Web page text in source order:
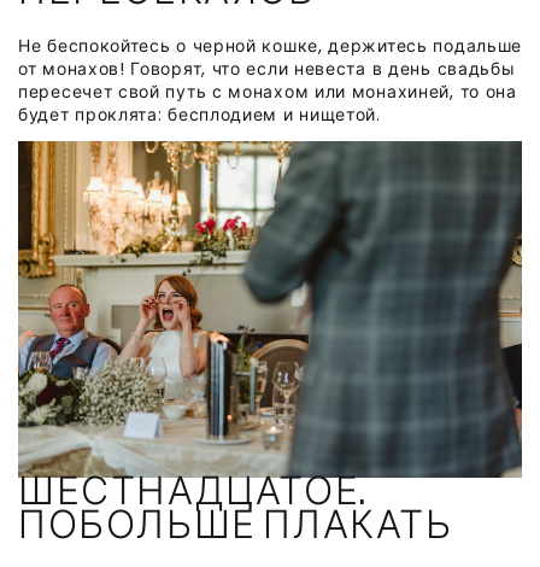
Не беспокойтесь о черной кошке, держитесь подальше
от монахов! Говорят, что если невеста в день свадьбы
пересечет свой путь с монахом или монахиней, то она
будет проклята: бесплодием и нищетой.
ШЕСТНАДЦАТОЕ.
ПОБОЛЬШЕ ПЛАКАТЬ